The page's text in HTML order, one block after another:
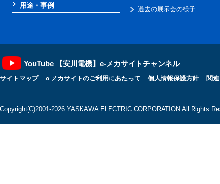
用途・事例
過去の展示会の様子
YouTube 【安川電機】e-メカサイトチャンネル
サイトマップ e-メカサイトのご利用にあたって 個人情報保護方針 関
Copyright(C)2001‐2026 YASKAWA ELECTRIC CORPORATION All Rights